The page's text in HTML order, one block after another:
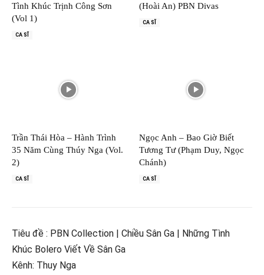
Tình Khúc Trịnh Công Sơn
(Vol 1)
CA SĨ
(Hoài An) PBN Divas
CA SĨ
Trần Thái Hòa – Hành Trình
35 Năm Cùng Thúy Nga (Vol.
2)
CA SĨ
Ngọc Anh – Bao Giờ Biết
Tương Tư (Phạm Duy, Ngọc
Chánh)
CA SĨ
Tiêu đề : PBN Collection | Chiều Sân Ga | Những Tình
Khúc Bolero Viết Về Sân Ga
Kênh: Thuy Nga